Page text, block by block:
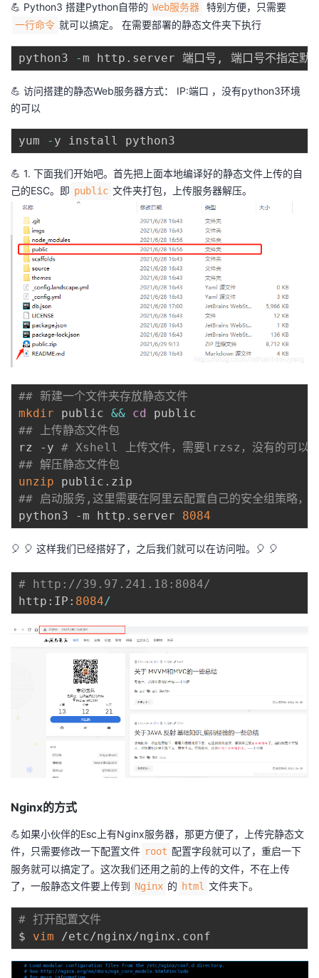
💪 Python3 搭建Python自带的 Web服务器 特别方便，只需要
一行命令 就可以搞定。 在需要部署的静态文件夹下执行
python3 - m http . server 端口号 , 端口号不指定默
💪 访问搭建的静态Web服务器方式： IP:端口 ，没有python3环境
的可以
yum -
💪 1. 下面我们开始吧。首先把上面本地编译好的静态文件上传的自
己的ESC。即 public 文件夹打包，上传服务器解压。
## 新建一个文件夹存放静态文件
mkdir public && cd
## 上传静态文件包
rz -y # Xshell 上传文件，需要lrzsz，没有的
## 解压静态文件包
unzip
## 启动服务,这里需要在阿里云配置自己的安全组策略
python3 -m http.server 8084
🎈 🎈 这样我们已经搭好了，之后我们就可以在访问啦。🎈 🎈
# http://39.97.241.18:8084/
http : IP : 8084/
Nginx的方式
💪如果小伙伴的Esc上有Nginx服务器，那更方便了，上传完静态文
件，只需要修改一下配置文件 root 配置字段就可以了，重启一下
服务就可以搞定了。这次我们还用之前的上传的文件，不在上传
了，一般静态文件要上传到 Nginx 的 html 文件夹下。
# 打开配置文件
$ vim